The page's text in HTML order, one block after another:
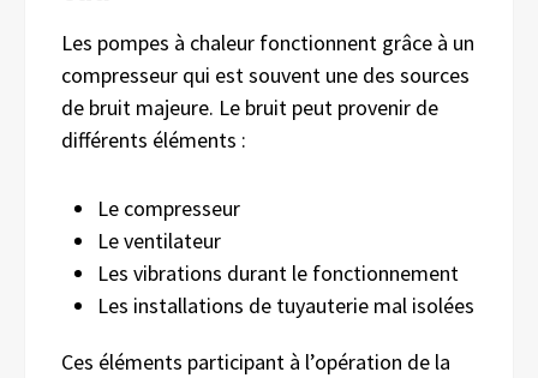
Les pompes à chaleur fonctionnent grâce à un
compresseur qui est souvent une des sources
de bruit majeure. Le bruit peut provenir de
différents éléments :
Le compresseur
Le ventilateur
Les vibrations durant le fonctionnement
Les installations de tuyauterie mal isolées
Ces éléments participant à l’opération de la